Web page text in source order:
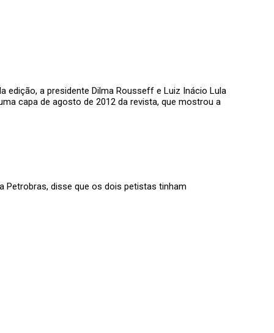
edição, a presidente Dilma Rousseff e Luiz Inácio Lula
capa de agosto de 2012 da revista, que mostrou a
Petrobras, disse que os dois petistas tinham